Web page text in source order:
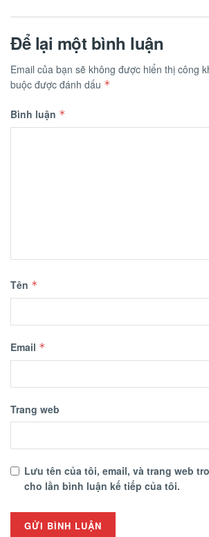
Để lại một bình luận
Email của bạn sẽ không được hiển thị công
buộc được đánh dấu *
Bình luận *
Tên *
Email *
Trang web
Lưu tên của tôi, email, và trang web
cho lần bình luận kế tiếp của tôi.